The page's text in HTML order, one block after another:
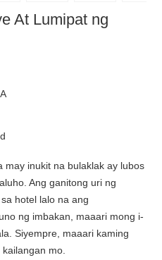
At Lumipat ng
may inukit na bulaklak ay lubos
Ang ganitong uri ng
hotel lalo na ang
ng imbakan, maaari mong i-
Siyempre, maaari kaming
mo.